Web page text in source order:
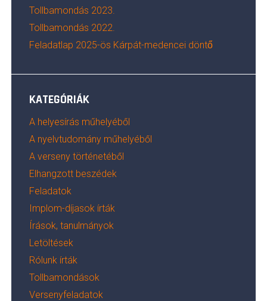
Tollbamondás 2023.
Tollbamondás 2022.
Feladatlap 2025-ös Kárpát-medencei döntő
KATEGÓRIÁK
A helyesírás műhelyéből
A nyelvtudomány műhelyéből
A verseny történetéből
Elhangzott beszédek
Feladatok
Implom-díjasok írták
Írások, tanulmányok
Letöltések
Rólunk írták
Tollbamondások
Versenyfeladatok